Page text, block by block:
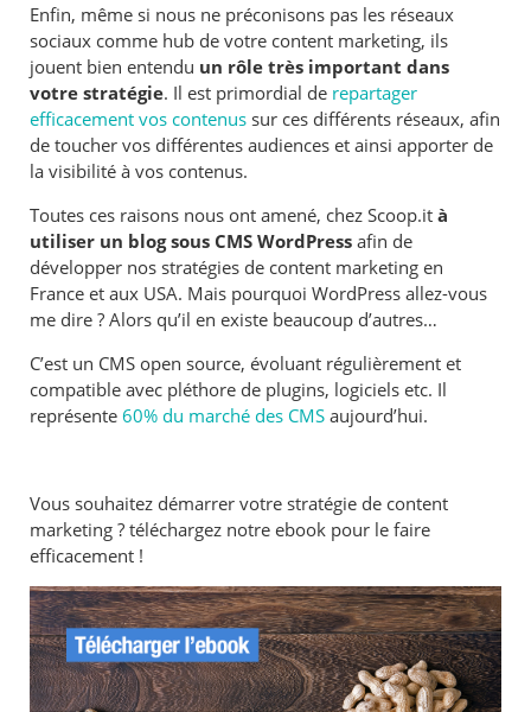
Enfin, même si nous ne préconisons pas les réseaux
sociaux comme hub de votre content marketing, ils
jouent bien entendu un rôle très important dans
votre stratégie. Il est primordial de repartager
efficacement vos contenus sur ces différents réseaux, afin
de toucher vos différentes audiences et ainsi apporter de
la visibilité à vos contenus.
Toutes ces raisons nous ont amené, chez Scoop.ità
utiliser un blog sous CMS WordPressafin de
développer nos stratégies de content marketing en
France et aux USA. Mais pourquoi WordPress allez-vous
me dire ? Alors qu’il en existe beaucoup d’autres…
C’est un CMS open source, évoluant régulièrement et
compatible avec pléthore de plugins, logiciels etc. Il
représente 60% du marché des CMS aujourd’hui.
Vous souhaitez démarrer votre stratégie de content
marketing ? téléchargez notre ebook pour le faire
efficacement !